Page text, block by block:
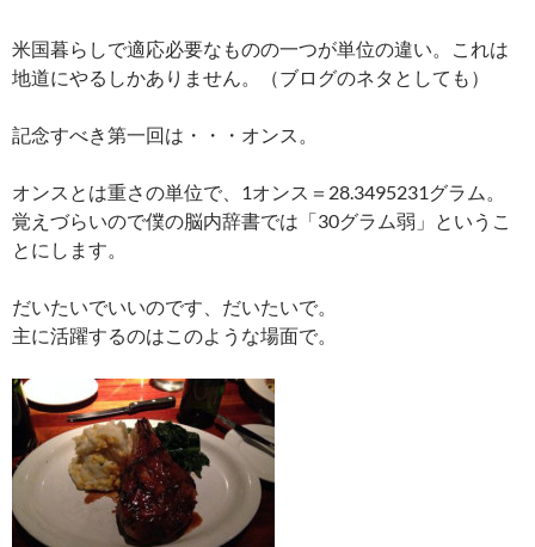
米国暮らしで適応必要なものの一つが単位の違い。これは
地道にやるしかありません。（ブログのネタとしても）
記念すべき第一回は・・・オンス。
オンスとは重さの単位で、1オンス＝28.3495231グラム。
覚えづらいので僕の脳内辞書では「30グラム弱」というこ
とにします。
だいたいでいいのです、だいたいで。
主に活躍するのはこのような場面で。